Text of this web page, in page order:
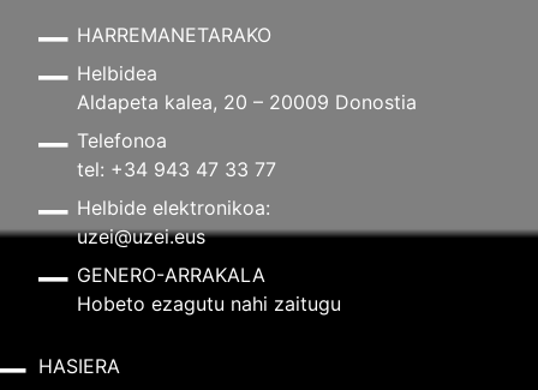
HARREMANETARAKO
Helbidea
Aldapeta kalea, 20 – 20009 Donostia
Telefonoa
tel: +34 943 47 33 77
Helbide elektronikoa:
uzei@uzei.eus
GENERO-ARRAKALA
Hobeto ezagutu nahi zaitugu
HASIERA